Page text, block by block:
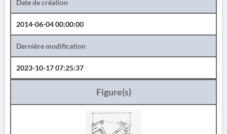
Date de création
2014-06-04 00:00:00
Dernière modification
2023-10-17 07:25:37
Figure(s)